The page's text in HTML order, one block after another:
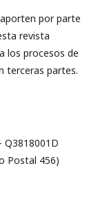
por parte
revista
los procesos de
terceras partes.
Q3818001D
Postal 456)